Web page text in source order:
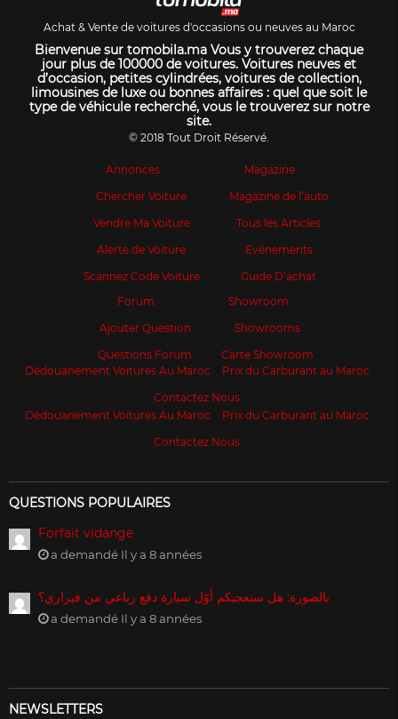
Achat & Vente de voitures d'occasions ou neuves au Maroc
Bienvenue sur tomobila.ma Vous y trouverez chaque
jour plus de 100000 de voitures. Voitures neuves et
d’occasion, petites cylindrées, voitures de collection,
limousines de luxe ou bonnes affaires : quel que soit le
type de véhicule recherché, vous le trouverez sur notre
site.
© 2018 Tout Droit Réservé.
Annonces
Chercher Voiture
Vendre Ma Voiture
Alerte de Voiture
Scannez Code Voiture
Magazine
Magazine de l’auto
Tous les Articles
Evénements
Guide D’achat
Forum
Ajouter Question
Questions Forum
Showroom
Showrooms
Carte Showroom
Dédouanement Voitures Au Maroc
Prix du Carburant au Maroc
Contactez Nous
Dédouanement Voitures Au Maroc
Prix du Carburant au Maroc
Contactez Nous
QUESTIONS POPULAIRES
Forfait vidange
a demandé Il y a 8 années
بالصورة: هل ستعجبكم أوّل سيارة دفع رباعي من فيراري؟
a demandé Il y a 8 années
NEWSLETTERS